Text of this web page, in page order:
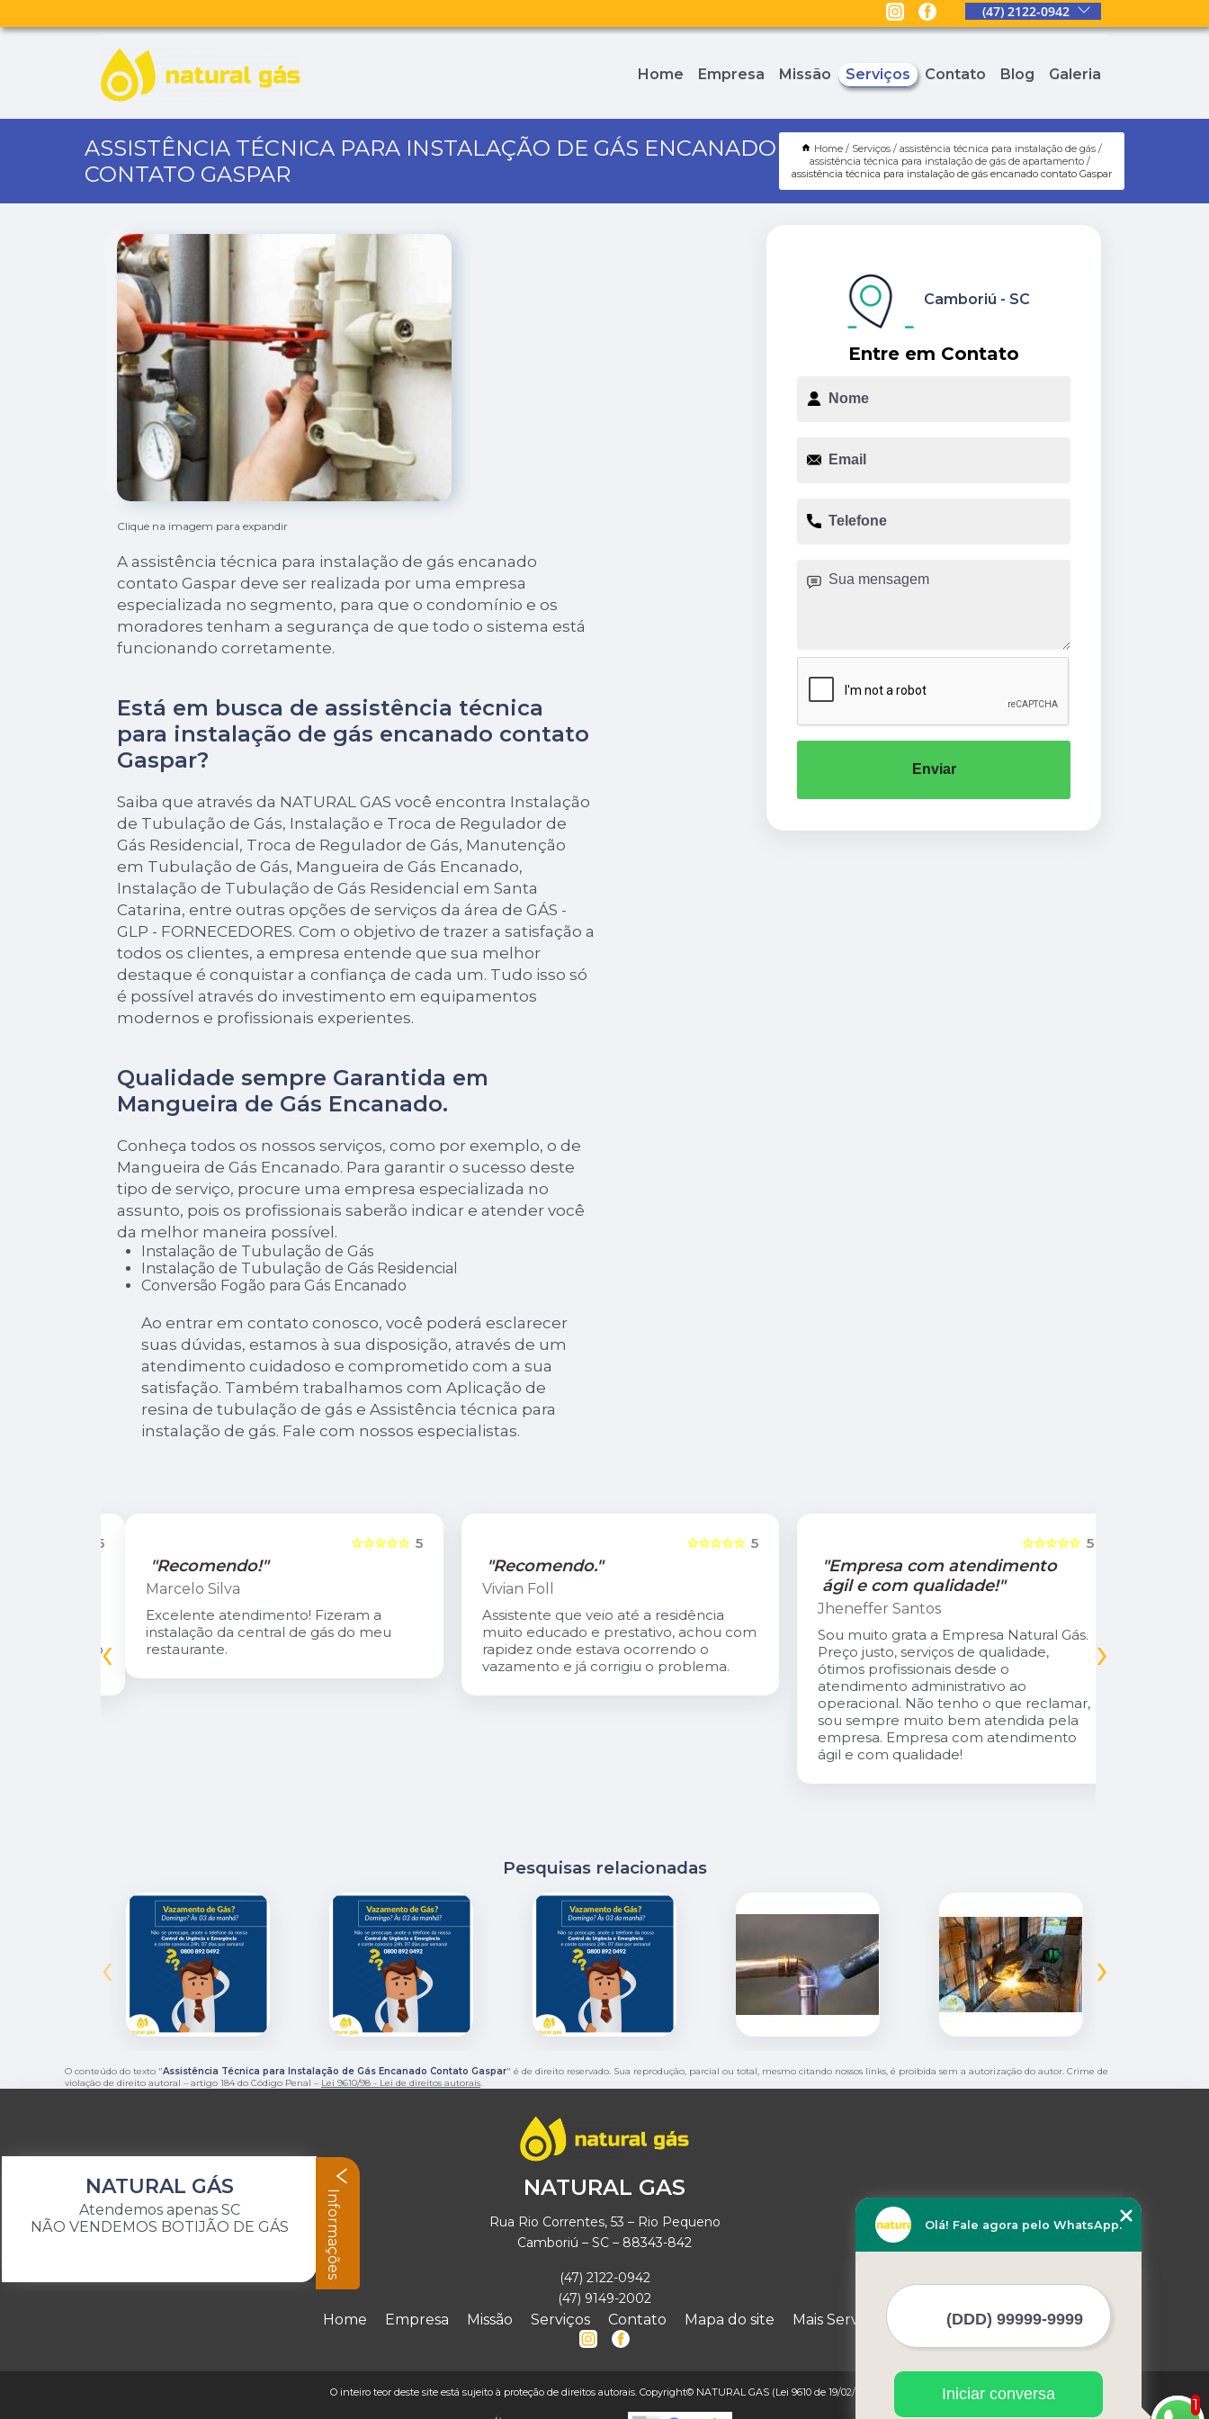
(47) 2122-0942
Home Empresa Missão Serviços Contato Blog Galeria
ASSISTÊNCIA TÉCNICA PARA INSTALAÇÃO DE GÁS ENCANADO
CONTATO GASPAR
Home Serviços
assistência técnica para instalação de gás
assistência técnica para instalação de gás de apartamento
assistência técnica para instalação de gás encanado contato Gaspar
Clique na imagem para expandir
A assistência técnica para instalação de gás encanado
contato Gaspar deve ser realizada por uma empresa
especializada no segmento, para que o condomínio e os
moradores tenham a segurança de que todo o sistema está
funcionando corretamente.
Está em busca de assistência técnica
para instalação de gás encanado contato
Gaspar?
Saiba que através da NATURAL GAS você encontra Instalação
de Tubulação de Gás, Instalação e Troca de Regulador de
Gás Residencial, Troca de Regulador de Gás, Manutenção
em Tubulação de Gás, Mangueira de Gás Encanado,
Instalação de Tubulação de Gás Residencial em Santa
Catarina, entre outras opções de serviços da área de GÁS -
GLP - FORNECEDORES. Com o objetivo de trazer a satisfação a
todos os clientes, a empresa entende que sua melhor
destaque é conquistar a confiança de cada um. Tudo isso só
é possível através do investimento em equipamentos
modernos e profissionais experientes.
Qualidade sempre Garantida em
Mangueira de Gás Encanado.
Conheça todos os nossos serviços, como por exemplo, o de
Mangueira de Gás Encanado. Para garantir o sucesso deste
tipo de serviço, procure uma empresa especializada no
assunto, pois os profissionais saberão indicar e atender você
da melhor maneira possível.
Instalação de Tubulação de Gás
Instalação de Tubulação de Gás Residencial
Conversão Fogão para Gás Encanado
Ao entrar em contato conosco, você poderá esclarecer
suas dúvidas, estamos à sua disposição, através de um
atendimento cuidadoso e comprometido com a sua
satisfação. Também trabalhamos com Aplicação de
resina de tubulação de gás e Assistência técnica para
instalação de gás. Fale com nossos especialistas.
Entre em Contato
Camboriú - SC
Enviar
5
☆☆☆☆☆
"Recomendo!"
Marcelo Silva
Excelente atendimento! Fizeram a
instalação da central de gás do meu
restaurante.
5
☆☆☆☆☆
"Recomendo."
Vivian Foll
Assistente que veio até a residência
muito educado e prestativo, achou com
rapidez onde estava ocorrendo o
vazamento e já corrigiu o problema.
5
☆☆☆☆☆
"Empresa com atendimento
ágil e com qualidade!"
Jheneffer Santos
Sou muito grata a Empresa Natural Gás.
Preço justo, serviços de qualidade,
ótimos profissionais desde o
atendimento administrativo ao
operacional. Não tenho o que reclamar,
sou sempre muito bem atendida pela
empresa. Empresa com atendimento
ágil e com qualidade!
‹ ›
Pesquisas relacionadas
‹ ›
O conteúdo do texto "Assistência Técnica para Instalação de Gás Encanado Contato Gaspar" é de direito reservado. Sua reprodução, parcial ou total, mesmo citando nossos links, é proibida sem a autorização do autor. Crime de
violação de direito autoral – artigo 184 do Código Penal – Lei 9610/98 - Lei de direitos autorais.
NATURAL GAS
Rua Rio Correntes, 53 – Rio Pequeno
Camboriú – SC – 88343-842
(47) 2122-0942
(47) 9149-2002
Home Empresa Missão Serviços Contato Mapa do site Mais Serviços
O inteiro teor deste site está sujeito à proteção de direitos autorais. Copyright© NATURAL GAS (Lei 9610 de 19/02/1998)
1
Olá! Fale agora pelo WhatsApp.
Iniciar conversa
NATURAL GÁS
Atendemos apenas SC
NÃO VENDEMOS BOTIJÃO DE GÁS
Informações